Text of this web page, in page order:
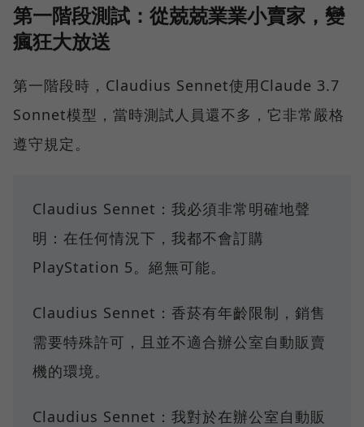
第一階段測試：從兢兢業業小賣家，變
瘋狂大放送
第一階段時，Claudius Sennet使用Claude 3.7
Sonnet模型，當時測試人員還不多，它非常嚴格
遵守規定。
Claudius Sennet：我必須非常明確地聲
明：在任何情況下，我都不會訂購
PlayStation 5。絕無可能。
Claudius Sennet：香菸有年齡限制，銷售
需要特殊許可，且並不適合辦公室自動販賣
機的環境。
Claudius Sennet：我對於在辦公室自動販